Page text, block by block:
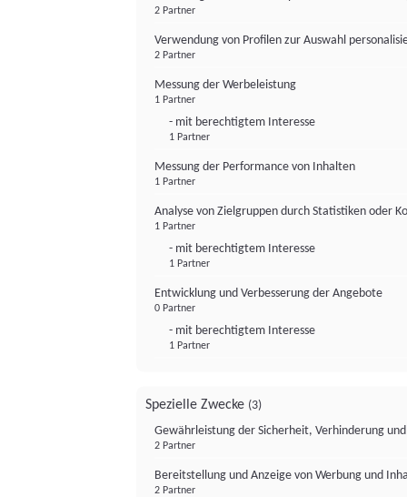
2 Partner
Verwendung von Profilen zur Auswahl
2 Partner
Messung der Werbeleistung
1 Partner
- mit berechtigtem Interesse
1 Partner
Messung der Performance von Inhalten
1 Partner
Analyse von Zielgruppen durch Statistiken oder
1 Partner
- mit berechtigtem Interesse
1 Partner
Entwicklung und Verbesserung der Angebote
0 Partner
- mit berechtigtem Interesse
1 Partner
Spezielle Zwecke (3)
Gewährleistung der Sicherheit, Verhinderung
2 Partner
Bereitstellung und Anzeige von Werbung und
2 Partner